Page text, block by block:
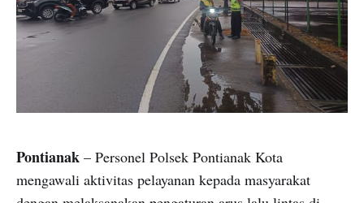
Pontianak – Personel Polsek Pontianak Kota
mengawali aktivitas pelayanan kepada masyarakat